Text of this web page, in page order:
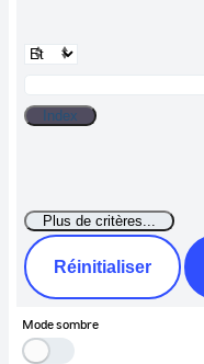
Réinitialiser
Mode sombre